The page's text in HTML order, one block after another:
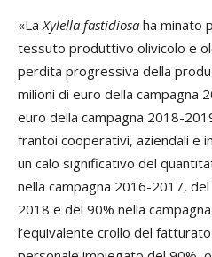
«LaXylella fastidiosa ha minato
tessuto produttivo olivicolo e
perdita progressiva della
milioni di euro della campagna
euro della campagna 2018-
frantoi cooperativi, aziendali e
un calo significativo del
nella campagna 2016-2017,
2018 e del 90% nella
l’equivalente crollo del